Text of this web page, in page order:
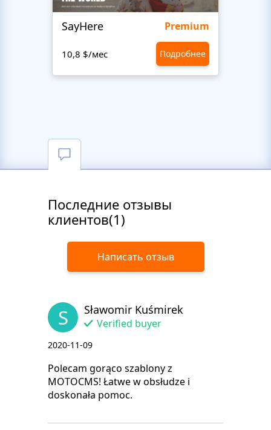
SayHere Premium
10,8 $/мес Подробнее
Последние отзывы
клиентов(1)
Написать отзыв
S Sławomir Kuśmirek
Verified buyer
2020-11-09
Polecam gorąco szablony z
MOTOCMS! Łatwe w obsłudze i
doskonała pomoc.